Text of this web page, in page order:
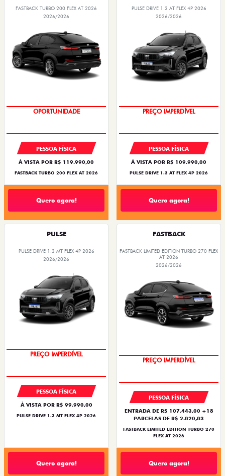
FASTBACK TURBO 200 FLEX AT 2026
2026/2026
OPORTUNIDADE
PESSOA FÍSICA
À VISTA POR R$ 119.990,00
FASTBACK TURBO 200 FLEX AT 2026
Quero agora!
PULSE DRIVE 1.3 AT FLEX 4P 2026
2026/2026
O SUV AUTOMÁTICO MAIS
PESSOA FÍSICA
À VISTA POR R$ 109.990,00
PULSE DRIVE 1.3 AT FLEX 4P 2026
Quero agora!
PULSE
PULSE DRIVE 1.3 MT FLEX 4P 2026
2026/2026
OPORTUNIDADE
PESSOA FÍSICA
À VISTA POR R$ 99.990,00
PULSE DRIVE 1.3 MT FLEX 4P 2026
Quero agora!
FASTBACK
FASTBACK LIMITED EDITION TURBO 270 FLEX
AT 2026
2026/2026
COM USADO NA TROCA
PESSOA FÍSICA
ENTRADA DE R$ 107.443,00 +18
PARCELAS DE R$ 2.820,83
FASTBACK LIMITED EDITION TURBO 270
FLEX AT 2026
Quero agora!